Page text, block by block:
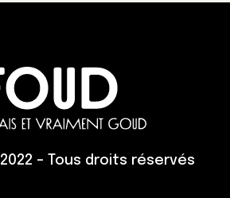
2022 – Tous droits réservés